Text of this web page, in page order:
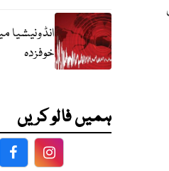
خوفزدہ
ہمیں فالو کریں
FacebookFacebook